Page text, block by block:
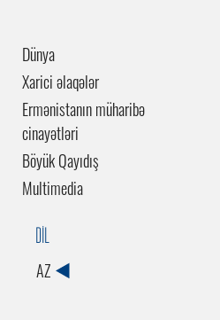
Dünya
Xarici əlaqələr
Ermənistanın müharibə
cinayətləri
Böyük Qayıdış
Multimedia
DİL
AZ